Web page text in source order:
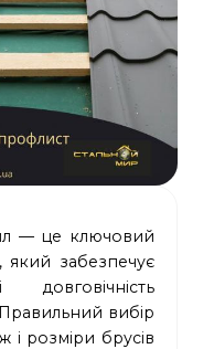
— це ключовий
який забезпечує
довговічність
вибір
і розміри брусів